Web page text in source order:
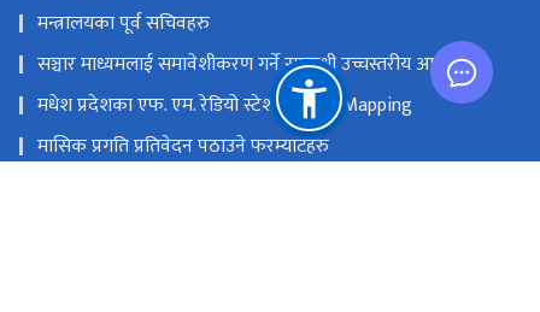
मन्त्रालयका पूर्व सचिवहरु
सञ्चार माध्यमलाई समावेशीकरण गर्ने सम्बन्धी उच्चस्तरीय आयोग
मधेश प्रदेशका एफ. एम. रेडियो स्टेशनको GIS Mapping
मासिक प्रगति प्रतिवेदन पठाउने फरम्याटहरु